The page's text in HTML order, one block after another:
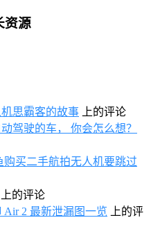
资源
思霸客的故事 上的评论
驾驶的车， 你会怎么想？
购买二手航拍无人机要跳过
上的评论
Air 2 最新泄漏图一览 上的评